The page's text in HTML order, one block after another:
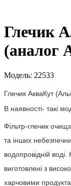
Глечик
(аналог
Модель: 22533
Глечик АкваКут
В наявності- такі
Фільтр-глечик
та інших
водопровідній
виготовлені з
харчовими